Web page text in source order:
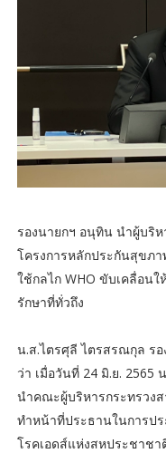
รองนายกฯ อนุทิน นำผู้บริ
โครงการหลักประกันสุขภ
ใช้กลไก WHO ขับเคลื่อนใ
รักษาที่ทั่วถึง
น.ส.ไตรศุลี ไตรสรณกุล ร
ว่า เมื่อวันที่ 24 มิ.ย.
นำคณะผู้บริหารกระทรวง
ทำหน้าที่ประธานในการป
โรคเอดส์แห่งสหประชาชา